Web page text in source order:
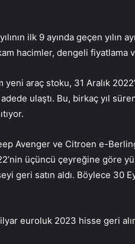
ilk 9 ayında geçen yılın
hacimler, dengeli fiyatlama
yeni araç stoku, 31 Aralık
ulaştı. Bu, birkaç yıl
Avenger ve Citroen e-
üçüncü çeyreğine göre
geri satın aldı. Böylece 30
euroluk 2023 hisse geri